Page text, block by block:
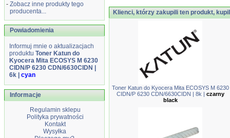
- Zobacz inne produkty tego
producenta...
Powiadomienia
Informuj mnie o aktualizacjach
produktu Toner Katun do
Kyocera Mita ECOSYS M 6230
CIDN/P 6230 CDN/6630CIDN |
6k | cyan
Informacje
Regulamin sklepu
Polityka prywatności
Kontakt
Wysyłka
Klienci, którzy zakupili ten produkt,
Toner Katun do Kyocera Mita ECOSYS M 6230
CIDN/P 6230 CDN/6630CIDN | 8k | czarny
black